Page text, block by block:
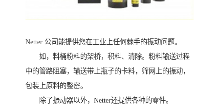
Netter 公司能提供您在工业上任何棘手的振动问题。
如，料桶粉料的架桥，积料、清除。粉料输送过程
中的管路阻塞，输送带上瓶子的卡料，筛网上的振动，
包装上原料的整密。
除了振动器以外，Netter还提供各种的零件。